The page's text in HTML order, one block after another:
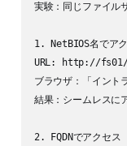
実験：同じファイル
1. NetBIOS名でア
URL: http://
ブラウザ：「イント
結果：シームレスに
2. FQDNでアクセス